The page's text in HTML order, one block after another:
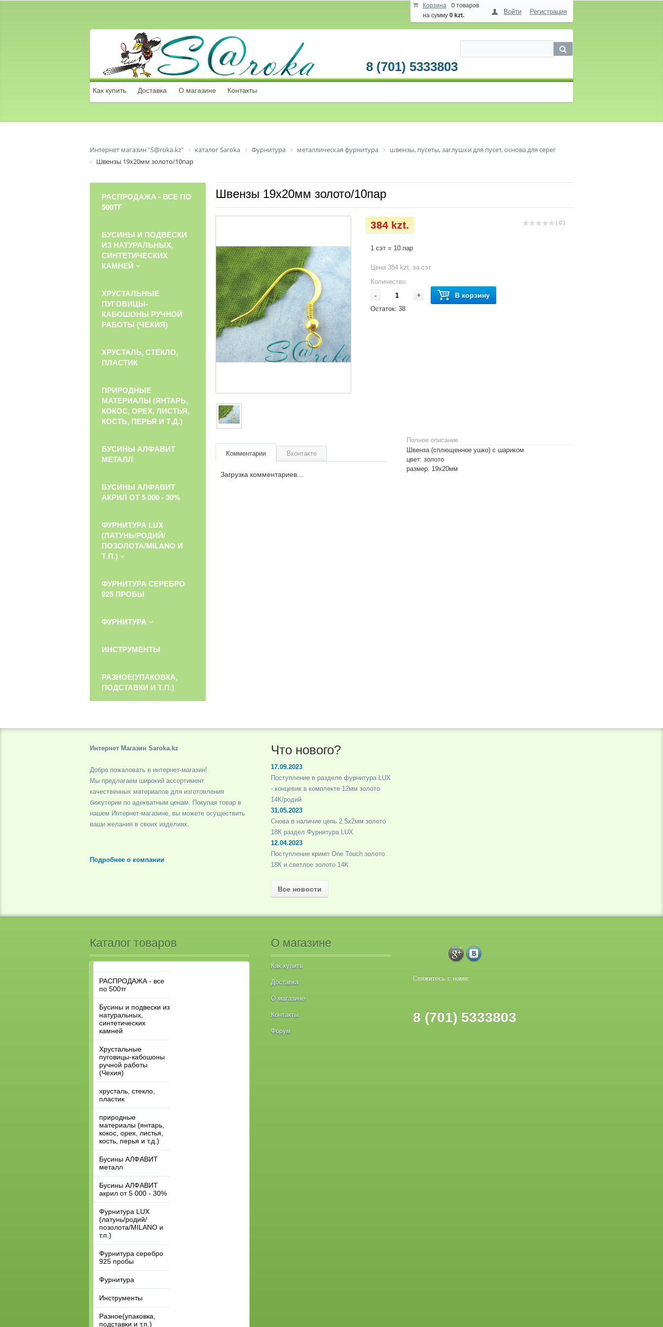
Корзина
0 товаров
на сумму 0 kzt. Войти Регистрация
8 (701) 5333803
Как купить Доставка О магазине Контакты
Интернет магазин "S@roka.kz" каталог Saroka Фурнитура металлическая фурнитура
швензы, пусеты, заглушки для пусет, основа для серег
Швензы 19х20мм золото/10пар
Швензы 19х20мм золото/10пар
( 0 )
384 kzt.
1 сэт = 10 пар
Цена 384 kzt. за сэт
Количество
- + В корзину
Остаток:38
Полное описание
Швенза (cплющенное ушко) с шариком
цвет: золото
размер: 19х20мм
Комментарии Вконтакте
Загрузка комментариев...
РАСПРОДАЖА - ВСЕ ПО
500ТГ
БУСИНЫ И ПОДВЕСКИ
ИЗ НАТУРАЛЬНЫХ,
СИНТЕТИЧЕСКИХ
КАМНЕЙ
ХРУСТАЛЬНЫЕ
ПУГОВИЦЫ-
КАБОШОНЫ РУЧНОЙ
РАБОТЫ (ЧЕХИЯ)
ХРУСТАЛЬ, СТЕКЛО,
ПЛАСТИК
ПРИРОДНЫЕ
МАТЕРИАЛЫ (ЯНТАРЬ,
КОКОС, ОРЕХ, ЛИСТЬЯ,
КОСТЬ, ПЕРЬЯ И Т.Д.)
БУСИНЫ АЛФАВИТ
МЕТАЛЛ
БУСИНЫ АЛФАВИТ
АКРИЛ ОТ 5 000 - 30%
ФУРНИТУРА LUX
(ЛАТУНЬ/РОДИЙ/
ПОЗОЛОТА/MILANO И
Т.П.)
ФУРНИТУРА СЕРЕБРО
925 ПРОБЫ
ФУРНИТУРА
ИНСТРУМЕНТЫ
РАЗНОЕ(УПАКОВКА,
ПОДСТАВКИ И Т.П.)
Интернет Магазин Saroka.kz
Добро пожаловать в интернет-магазин!
Мы предлагаем широкий ассортимент
качественных материалов для изготовления
бижутерии по адекватным ценам. Покупая товар в
нашем Интернет-магазине, вы можете осуществить
ваши желания в своих изделиях.
Подробнее о компании
Что нового?
17.09.2023
Поступление в разделе фурнитура LUX
- концевик в комплекте 12мм золото
14К/родий
31.05.2023
Снова в наличие цепь 2.5х2мм золото
18К раздел Фурнитура LUX
12.04.2023
Поступление кримп One Touch золото
18К и светлое золото 14К
Все новости
Каталог товаров
РАСПРОДАЖА - все
по 500тг
Бусины и подвески из
натуральных,
синтетических
камней
Хрустальные
пуговицы-кабошоны
ручной работы
(Чехия)
хрусталь, стекло,
пластик
природные
материалы (янтарь,
кокос, орех, листья,
кость, перья и т.д.)
Бусины АЛФАВИТ
металл
Бусины АЛФАВИТ
акрил от 5 000 - 30%
Фурнитура LUX
(латунь/родий/
позолота/MILANO и
т.п.)
Фурнитура серебро
925 пробы
Фурнитура
Инструменты
Разное(упаковка,
подставки и т.п.)
О магазине
Как купить
Доставка
О магазине
Контакты
Форум
Свяжитесь с нами:
8 (701) 5333803